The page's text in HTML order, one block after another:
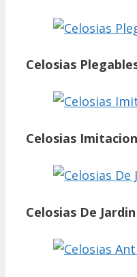
Celosias
Celosias
Celosias De